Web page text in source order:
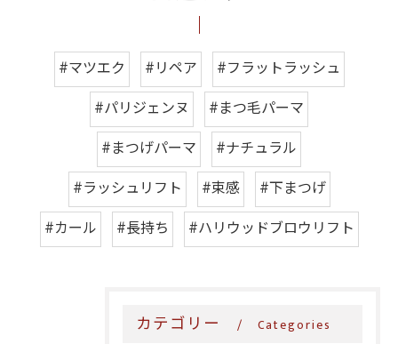
#マツエク #リペア
#フラットラッシュ
#パリジェンヌ
#まつ毛パーマ
#まつげパーマ
#ナチュラル
#ラッシュリフト
#束感
#下まつげ
#カール
#長持ち #ハリウッドブロウリフト
カテゴリー Categories